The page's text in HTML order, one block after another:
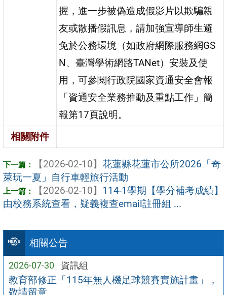
相關公告
2026-07-30 資訊組
教育部修正「115年無人機足球競賽實施計畫」，
敬請留意
握，進一步被偽造成假影片以欺騙親
友或散播假訊息，請加強宣導師生避
免於公務環境（如政府網際服務網GS
N、臺灣學術網路TANet）安裝及使
用，可參閱行政院國家資通安全會報
「資通安全業務推動及重點工作」簡
報第17頁說明。
相關附件
【2026-02-10】 花蓮縣花蓮市公所2026「奇
萊玩一夏」自行車輕旅行活動
【2026-02-10】 114-1學期【學分補考成績】
由校務系統查看，疑義複查email註冊組 ...